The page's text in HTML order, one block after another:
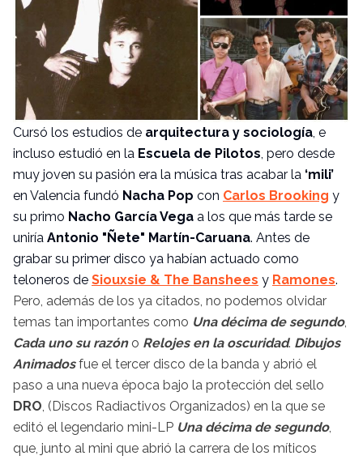
Cursó los estudios de arquitectura y sociología , e
incluso estudió en la Escuela de Pilotos , pero desde
muy joven su pasión era la música tras acabar la ‘mili’
en Valencia fundó Nacha Pop con Carlos Brooking y
su primo Nacho García Vega a los que más tarde se
uniría Antonio "Ñete" Martín-Caruana. Antes de
grabar su primer disco ya habían actuado como
teloneros de Siouxsie & The Banshees y Ramones.
Pero, además de los ya citados, no podemos olvidar
temas tan importantes como Una décima de segundo,
Cada uno su razóno Relojes en la oscuridad. Dibujos
Animadosfue el tercer disco de la banda y abrió el
paso a una nueva época bajo la protección del sello
DRO , (Discos Radiactivos Organizados) en la que se
editó el legendario mini-LP Una décima de segundo,
que, junto al mini que abrió la carrera de los míticos